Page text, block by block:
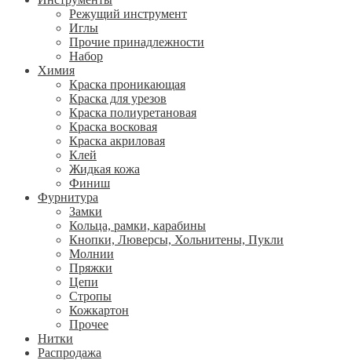
Режущий инструмент
Иглы
Прочие принадлежности
Набор
Химия
Краска проникающая
Краска для урезов
Краска полиуретановая
Краска восковая
Краска акриловая
Клей
Жидкая кожа
Финиш
Фурнитура
Замки
Кольца, рамки, карабины
Кнопки, Люверсы, Хольнитены, Пукли
Молнии
Пряжки
Цепи
Стропы
Кожкартон
Прочее
Нитки
Распродажа